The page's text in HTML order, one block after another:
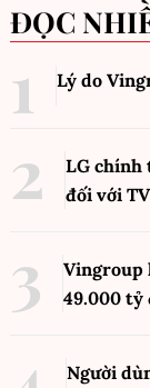
ĐỌC
Lý do
LG chính
đối với TV
Vingroup
49.000 tỷ
Người